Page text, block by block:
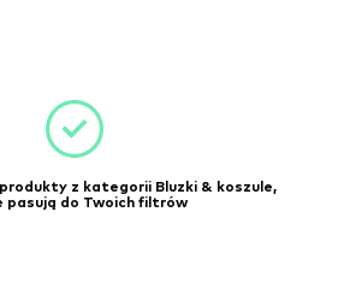
z kategorii Bluzki & koszule,
pasują do Twoich filtrów